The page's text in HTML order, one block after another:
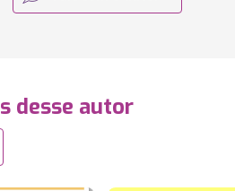
desse autor